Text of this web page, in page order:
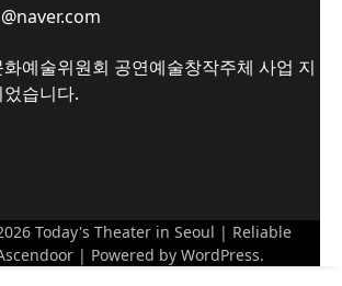
예술위원회 공연예술창작주체 사업 지
습니다.
Today's Theater in Seoul | Reliable
| Powered by WordPress.